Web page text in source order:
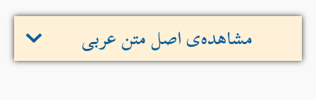
مشاهده‌ی اصل متن عربی